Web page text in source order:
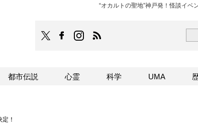
“オカルトの聖地”神戸発！怪談イベ
TOCANAのFacebookはこちら
TOCANAのinstagramはこちら
！
都市伝説 心霊 科学 UMA